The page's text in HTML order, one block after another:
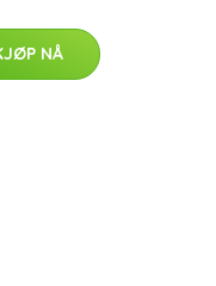
NÅ